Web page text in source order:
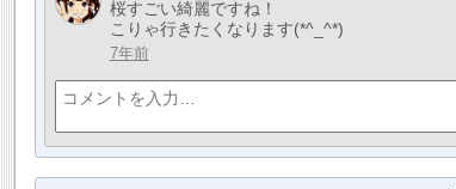
桜すごい綺麗ですね！
こりゃ行きたくなります(*^_^*)
7年前